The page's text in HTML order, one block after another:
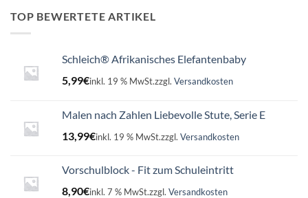
TOP BEWERTETE ARTIKEL
Schleich® Afrikanisches Elefantenbaby
5,99€inkl. 19 % MwSt.zzgl. Versandkosten
Malen nach Zahlen Liebevolle Stute, Serie E
13,99€inkl. 19 % MwSt.zzgl. Versandkosten
Vorschulblock - Fit zum Schuleintritt
8,90€inkl. 7 % MwSt.zzgl. Versandkosten